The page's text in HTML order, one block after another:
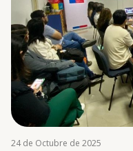
24 de Octubre de 2025